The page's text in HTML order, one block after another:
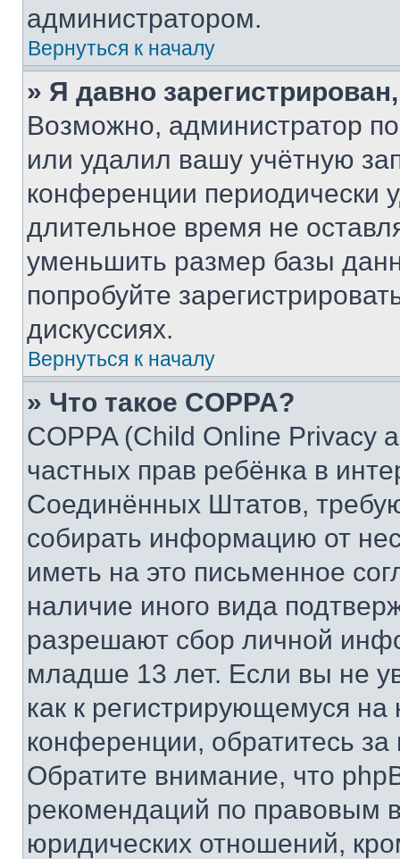
администратором.
Вернуться к началу
» Я давно
Возможно, администратор
или удалил вашу учётную
конференции периодически
длительное время не
уменьшить размер базы
попробуйте
дискуссиях.
Вернуться к началу
» Что такое COPPA?
COPPA (Child Online Privacy
частных прав ребёнка в
Соединённых Штатов,
собирать информацию от
иметь на это письменное
наличие иного вида
разрешают сбор личной
младше 13 лет. Если вы не
как к регистрирующемуся
конференции, обратитесь
Обратите внимание, что
рекомендаций по правовым
юридических отношений,